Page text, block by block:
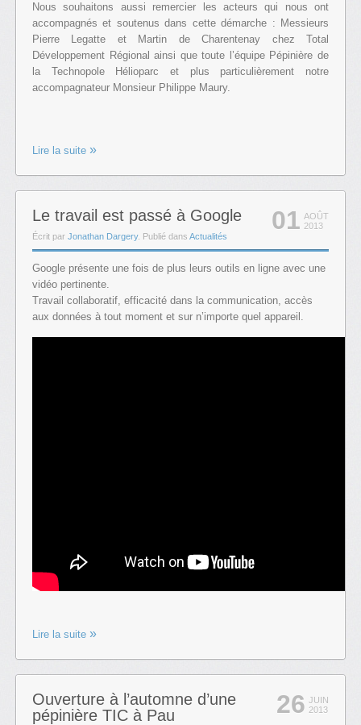
Nous souhaitons aussi remercier les acteurs qui nous ont
accompagnés et soutenus dans cette démarche : Messieurs
Pierre Legatte et Martin de Charentenay chez Total
Développement Régional ainsi que toute l’équipe Pépinière de
la Technopole Hélioparc et plus particulièrement notre
accompagnateur Monsieur Philippe Maury.
Lire la suite
01 AOÛT
2013
Le travail est passé à Google
Écrit par Jonathan Dargery. Publié dans Actualités
Google présente une fois de plus leurs outils en ligne avec une
vidéo pertinente.
Travail collaboratif, efficacité dans la communication, accès
aux données à tout moment et sur n’importe quel appareil.
Lire la suite
26 JUIN
2013
Ouverture à l’automne d’une
pépinière TIC à Pau